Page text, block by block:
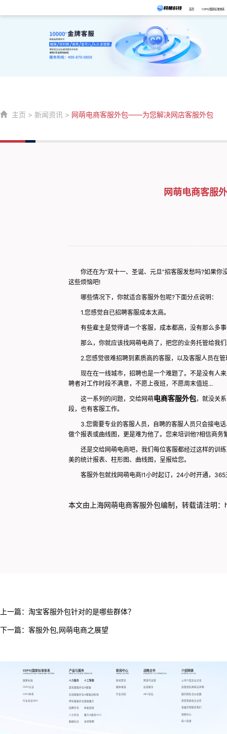
首页 CSPS/国家标准体系
主页 > 新闻资讯 > 网萌电商客服外包——为您解决网店客服外包
网萌电商客服
你还在为“双十一、圣诞、元旦”招客服发愁吗?如果你
这些烦恼吧!
哪些情况下，你就适合客服外包呢?下面分点说明：
1.您感觉自已招聘客服成本太高。
有些雇主是觉得请一个客服，成本都高，没有那么多事
那么，你就应该找网萌电商了，把您的业务托管给我
2.您感觉很难招聘到素质高的客服，以及客服人员在
现在在一线城市，招聘也是一个难题了。不是没有人来
聘者对工作时段不满意，不愿上夜班，不愿周末值班...
这一系列的问题，交给网萌电商客服外包，就没关
段，也有客服工作。
3.您需要专业的客服人员，自聘的客服人员只会接电
做个报表或曲线图，更是难为他了。您来培训他?相信商务
还是交给网萌电商吧，我们每位客服都经过这样的训练
美的统计报表、柱形图、曲线图，呈报给您。
客服外包就找网萌电商!1小时起订， 24小时开通， 365
本文由上海网萌电商客服外包编制，转载请注明：
上一篇： 淘宝客服外包针对的是哪些群体？
下一篇： 客服外包,网萌电商之展望
CSPS/国家标准体系
CSPS/NATIONAL STANDARD SYSTEM
国家标准
CSPS认证
CSPS体系
行业会议AIEC
产品与服务
PRODUCTS AND SERVICES
人力服务
游戏客服外包
在线客服外包
呼叫客服外包
招聘外包
人力外包
数据标注
人工智能
AI客服
AI客服训练场
客服魔方
蚂蚁绩效
魔方AI质检VOC
来呗智聘
新闻中心
NEWS CENTER
新闻资讯
媒体报道
行业动态
战略合作
STRATEGIC COOPERATION
跨境代运营
出海服务
AIEC论坛
介绍网萌
INTRODUCE US
公司介绍
高管团队
顾问团队
荣誉资质
发展历程
视频中心
萌人萌事
企业文化
网萌吉祥物
合伙加盟
校企合作
联系我们